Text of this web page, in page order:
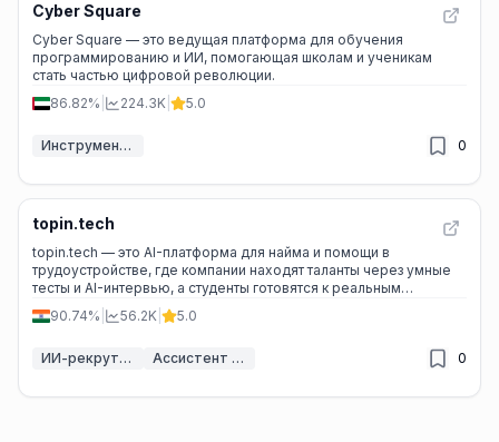
Cyber Square
Cyber Square — это ведущая платформа для обучения
программированию и ИИ, помогающая школам и ученикам
стать частью цифровой революции.
86.82%
224.3K 5.0
Инструменты ИИ для образования 0
topin.tech
topin.tech — это AI-платформа для найма и помощи в
трудоустройстве, где компании находят таланты через умные
тесты и AI-интервью, а студенты готовятся к реальным
собеседованиям.
90.74% 56.2K 5.0
ИИ-рекрутинг Ассистент собеседований ИИ 0